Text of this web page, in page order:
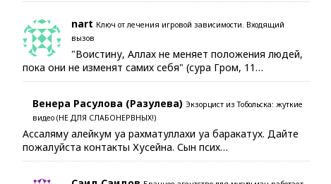
nart Ключ от лечения игровой зависимости. Входящий
вызов
"Воистину, Аллах не меняет положения людей,
пока они не изменят самих себя" (сура Гром, 11…
Венера Расулова (Разулева) Экзорцист из Тобольска: жуткие
видео (НЕ ДЛЯ СЛАБОНЕРВНЫХ!)
Ассаляму алейкум уа рахматуллахи уа баракатух. Дайте
пожалуйста контакты Хусейна. Сын псих…